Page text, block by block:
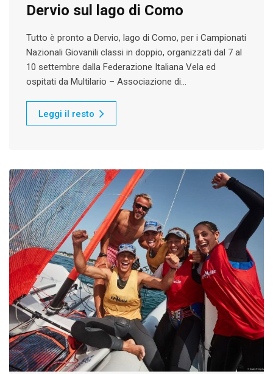
Dervio sul lago di Como
Tutto è pronto a Dervio, lago di Como, per i Campionati
Nazionali Giovanili classi in doppio, organizzati dal 7 al
10 settembre dalla Federazione Italiana Vela ed
ospitati da Multilario – Associazione di…
Leggi il resto